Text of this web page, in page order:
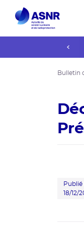
La réglementation
Bulletin
Publié
18/12/